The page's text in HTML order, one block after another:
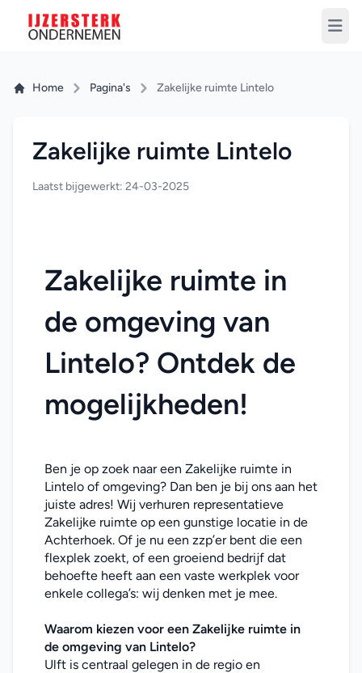
Home Pagina's Zakelijke ruimte Lintelo
Zakelijke ruimte Lintelo
Laatst bijgewerkt: 24-03-2025
Zakelijke ruimte in
de omgeving van
Lintelo? Ontdek de
mogelijkheden!
Ben je op zoek naar een Zakelijke ruimte in
Lintelo of omgeving? Dan ben je bij ons aan het
juiste adres! Wij verhuren representatieve
Zakelijke ruimte op een gunstige locatie in de
Achterhoek. Of je nu een zzp’er bent die een
flexplek zoekt, of een groeiend bedrijf dat
behoefte heeft aan een vaste werkplek voor
enkele collega’s: wij denken met je mee.
Waarom kiezen voor een Zakelijke ruimte in
de omgeving van Lintelo?
Ulft is centraal gelegen in de regio en